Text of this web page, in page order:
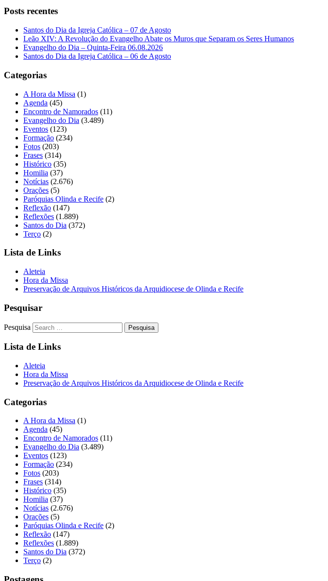
Posts recentes
Santos do Dia da Igreja Católica – 07 de Agosto
Leão XIV: A Revolução do Evangelho Abate os Muros que Separam os Seres Humanos
Evangelho do Dia – Quinta-Feira 06.08.2026
Santos do Dia da Igreja Católica – 06 de Agosto
Categorias
A Hora da Missa (1)
Agenda (45)
Encontro de Namorados (11)
Evangelho do Dia (3.489)
Eventos (123)
Formação (234)
Fotos (203)
Frases (314)
Histórico (35)
Homilia (37)
Notícias (2.676)
Orações (5)
Paróquias Olinda e Recife (2)
Reflexão (147)
Reflexões (1.889)
Santos do Dia (372)
Terço (2)
Lista de Links
Aleteia
Hora da Missa
Preservação de Arquivos Históricos da Arquidiocese de Olinda e Recife
Pesquisar
Pesquisa
Lista de Links
Aleteia
Hora da Missa
Preservação de Arquivos Históricos da Arquidiocese de Olinda e Recife
Categorias
A Hora da Missa (1)
Agenda (45)
Encontro de Namorados (11)
Evangelho do Dia (3.489)
Eventos (123)
Formação (234)
Fotos (203)
Frases (314)
Histórico (35)
Homilia (37)
Notícias (2.676)
Orações (5)
Paróquias Olinda e Recife (2)
Reflexão (147)
Reflexões (1.889)
Santos do Dia (372)
Terço (2)